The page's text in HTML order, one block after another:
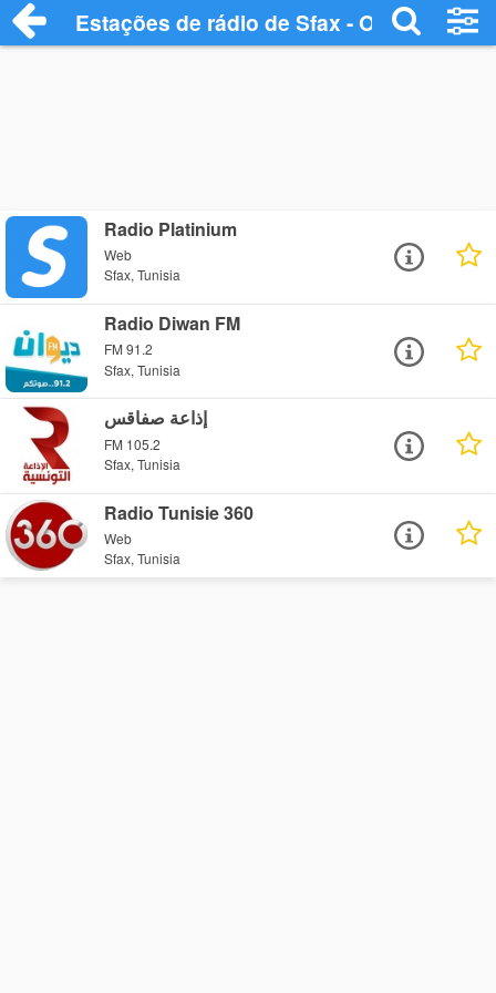
Estações de rádio de Sfax - Ouça Online
Radio Platinium
Web
Sfax, Tunisia
Radio Diwan FM
FM 91.2
Sfax, Tunisia
إذاعة صفاقس
FM 105.2
Sfax, Tunisia
Radio Tunisie 360
Web
Sfax, Tunisia